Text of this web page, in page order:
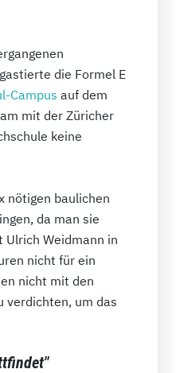
die Formel E
Campus auf dem
mit der Züricher
keine
nötigen baulichen
da man sie
Ulrich Weidmann in
nicht für ein
nicht mit den
verdichten, um das